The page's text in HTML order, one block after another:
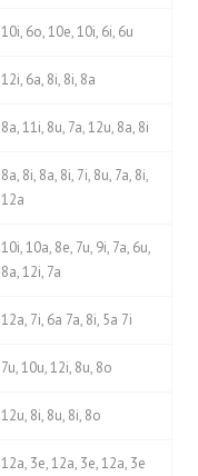
10i, 6o, 10e, 10i, 6i, 6u
12i, 6a, 8i, 8i, 8a
8a, 11i, 8u, 7a, 12u, 8a, 8i
8a, 8i, 8a, 8i, 7i, 8u, 7a, 8i,
12a
10i, 10a, 8e, 7u, 9i, 7a, 6u,
8a, 12i, 7a
12a, 7i, 6a 7a, 8i, 5a 7i
7u, 10u, 12i, 8u, 8o
12u, 8i, 8u, 8i, 8o
12a, 3e, 12a, 3e, 12a, 3e